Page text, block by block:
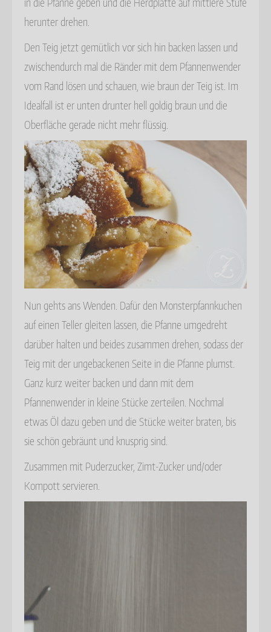
herunter drehen.
Den Teig jetzt gemütlich vor sich hin backen lassen und
zwischendurch mal die Ränder mit dem Pfannenwender
vom Rand lösen und schauen, wie braun der Teig ist. Im
Idealfall ist er unten drunter hell goldig braun und die
Oberfläche gerade nicht mehr flüssig.
Nun gehts ans Wenden. Dafür den Monsterpfannkuchen
auf einen Teller gleiten lassen, die Pfanne umgedreht
darüber halten und beides zusammen drehen, sodass der
Teig mit der ungebackenen Seite in die Pfanne plumst.
Ganz kurz weiter backen und dann mit dem
Pfannenwender in kleine Stücke zerteilen. Nochmal
etwas Öl dazu geben und die Stücke weiter braten, bis
sie schön gebräunt und knusprig sind.
Zusammen mit Puderzucker, Zimt-Zucker und/oder
Kompott servieren.